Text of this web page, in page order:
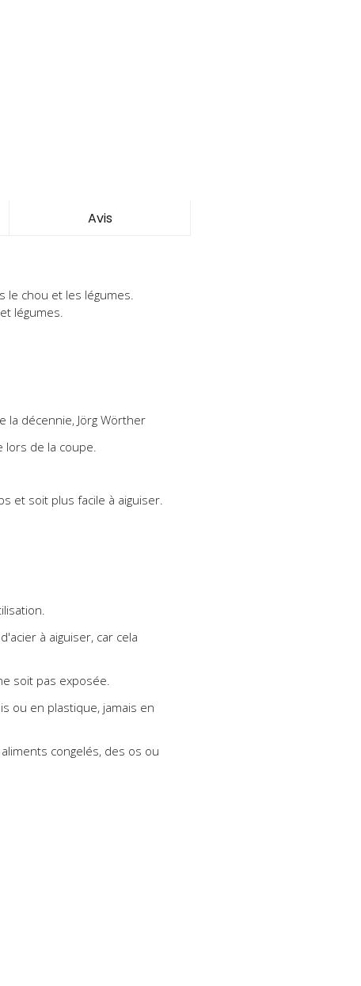
le chou et les légumes.
légumes.
la décennie, Jörg Wörther
de la coupe.
et soit plus facile à aiguiser.
à aiguiser, car cela
soit pas exposée.
ou en plastique, jamais en
congelés, des os ou
Avis